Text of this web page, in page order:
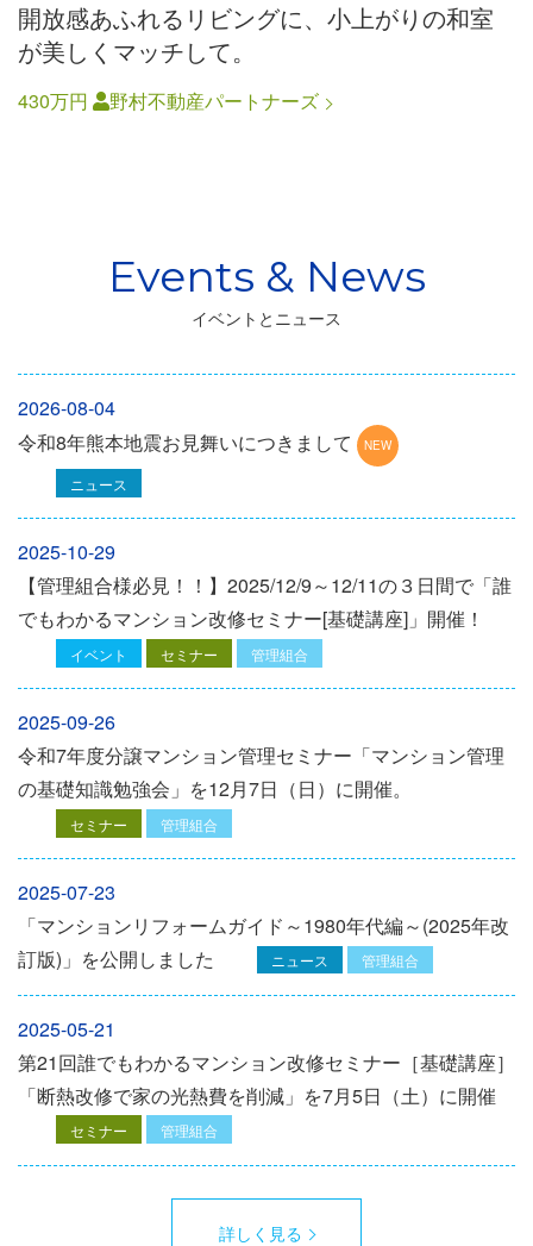
開放感あふれるリビングに、小上がりの和室
が美しくマッチして。
430万円 野村不動産パートナーズ
イベントとニュース
2026-08-04
令和8年熊本地震お見舞いにつきまして
ニュース
2025-10-29
【管理組合様必見！！】2025/12/9～12/11の３日間で「誰
でもわかるマンション改修セミナー[基礎講座]」開催！
イベント セミナー 管理組合
2025-09-26
令和7年度分譲マンション管理セミナー「マンション管理
の基礎知識勉強会」を12⽉7⽇（⽇）に開催。
セミナー 管理組合
2025-07-23
「マンションリフォームガイド～1980年代編～(2025年改
訂版)」を公開しました
ニュース 管理組合
2025-05-21
第21回誰でもわかるマンション改修セミナー［基礎講座］
「断熱改修で家の光熱費を削減」を7月5日（土）に開催
セミナー 管理組合
詳しく見る